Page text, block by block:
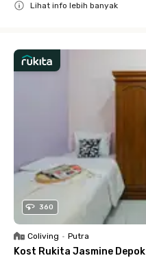
Lihat info lebih banyak
360
Coliving • Putra
Kost Rukita Jasmine Depok